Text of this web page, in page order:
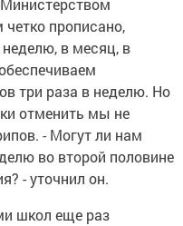
прописано,
в месяц, в
три раза в неделю. Но
отменить мы не
- Могут ли нам
во второй половине
- уточнил он.
школ еще раз